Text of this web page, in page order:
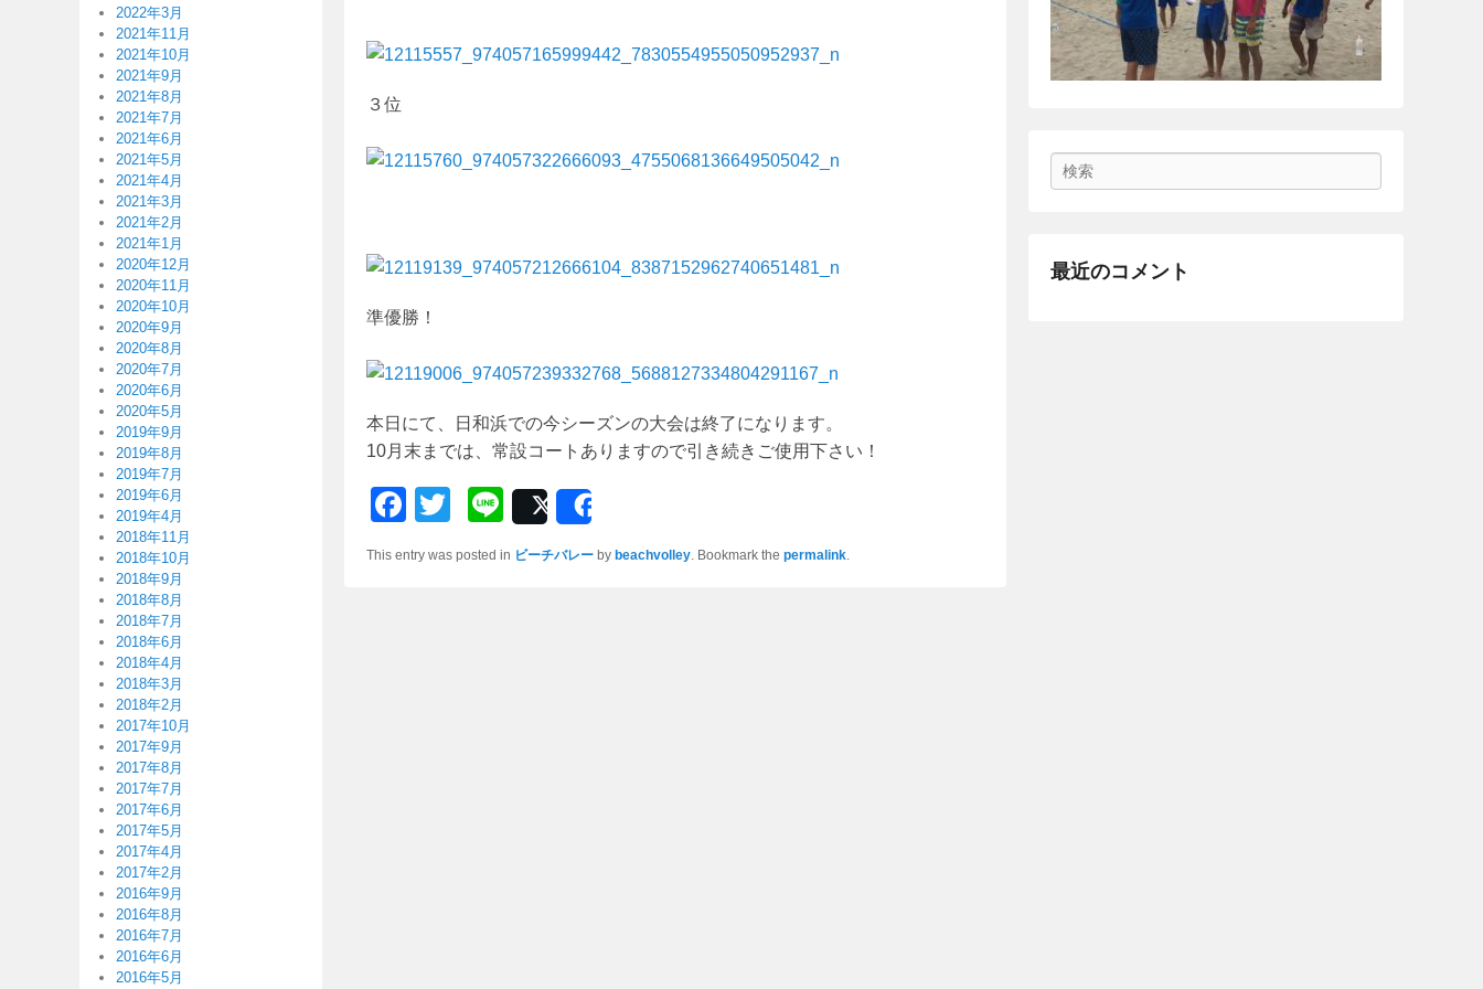
３位
準優勝！
本日にて、日和浜での今シーズンの大会は終了になります。
10月末までは、常設コートありますので引き続きご使用下さい！
F
a
c
wi
tt
Li
n
Post
This entry was posted in ビーチバレー by beachvolley. Bookmark the permalink.
Search
最近のコメント
2022年3月
2021年11月
2021年10月
2021年9月
2021年8月
2021年7月
2021年6月
2021年5月
2021年4月
2021年3月
2021年2月
2021年1月
2020年12月
2020年11月
2020年10月
2020年9月
2020年8月
2020年7月
2020年6月
2020年5月
2019年9月
2019年8月
2019年7月
2019年6月
2019年4月
2018年11月
2018年10月
2018年9月
2018年8月
2018年7月
2018年6月
2018年4月
2018年3月
2018年2月
2017年10月
2017年9月
2017年8月
2017年7月
2017年6月
2017年5月
2017年4月
2017年2月
2016年9月
2016年8月
2016年7月
2016年6月
2016年5月